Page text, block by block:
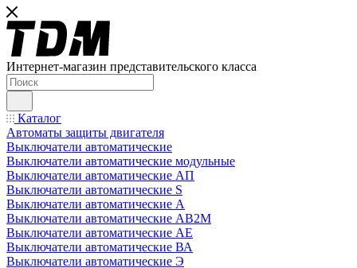
Интернет-магазин представительского класса
Каталог
Автоматы защиты двигателя
Выключатели автоматические
Выключатели автоматические модульные
Выключатели автоматические АП
Выключатели автоматические S
Выключатели автоматические А
Выключатели автоматические АВ2М
Выключатели автоматические АЕ
Выключатели автоматические ВА
Выключатели автоматические Э